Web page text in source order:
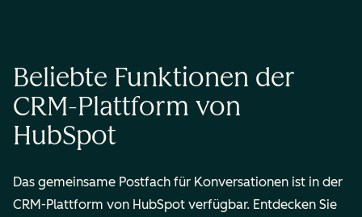
Beliebte Funktionen der
CRM-Plattform von
HubSpot
Das gemeinsame Postfach für Konversationen ist in der
CRM-Plattform von HubSpot verfügbar. Entdecken Sie